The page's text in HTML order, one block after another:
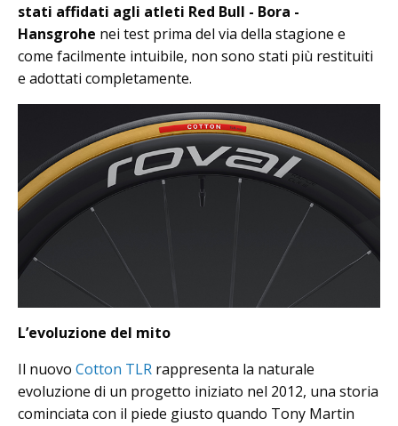
stati affidati agli atleti Red Bull - Bora -
Hansgrohe nei test prima del via della stagione e
come facilmente intuibile, non sono stati più restituiti
e adottati completamente.
L’evoluzione del mito
Il nuovo Cotton TLR rappresenta la naturale
evoluzione di un progetto iniziato nel 2012, una storia
cominciata con il piede giusto quando Tony Martin